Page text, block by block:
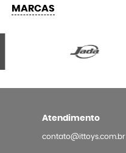
MARCAS
Atendimento
contato@ittoys.com.br